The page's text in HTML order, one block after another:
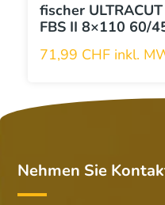
fischer
FBS II 8×110 60/
71,99 CHF inkl.
Nehmen Sie